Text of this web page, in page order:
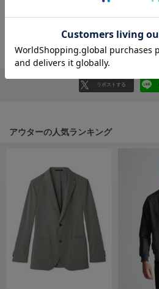
ジェラート ピケ キャットアンドドッグ
GRAMICCI
グラミチ
Henon.
へノン
返品・キャンセルについて
リポストする
アウターの人気ランキング